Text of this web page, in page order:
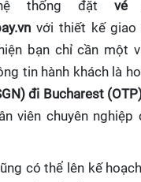
thống đặt vé
với thiết kế
bạn chỉ cần một
tin hành khách là
đi Bucharest
viên chuyên nghiệp
có thể lên kế